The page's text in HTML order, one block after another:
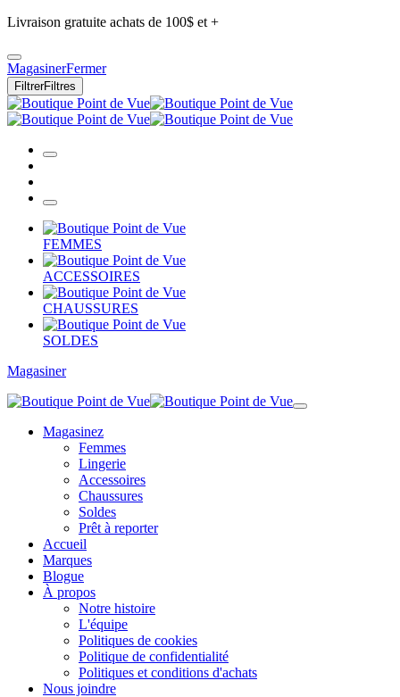
Livraison gratuite achats de 100$ et +
MagasinerFermer
FiltrerFiltres
FEMMES
ACCESSOIRES
CHAUSSURES
SOLDES
Magasiner
Magasinez
Femmes
Lingerie
Accessoires
Chaussures
Soldes
Prêt à reporter
Accueil
Marques
Blogue
À propos
Notre histoire
L'équipe
Politiques de cookies
Politique de confidentialité
Politiques et conditions d'achats
Nous joindre